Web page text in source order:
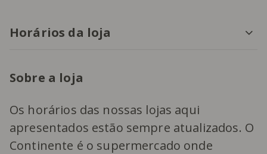
Horários da loja
Sobre a loja
Os horários das nossas lojas aqui
apresentados estão sempre atualizados. O
Continente é o supermercado onde